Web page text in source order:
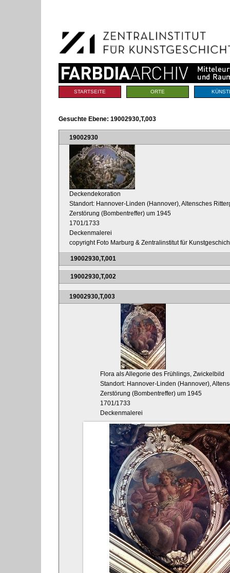
Navigation
Sektionen
STARTSEITE ORTE
Gesuchte Ebene: 19002930,T,003
19002930
Deckendekoration
Standort: Hannover-Linden (Hannover), Altensches
Zerstörung (Bombentreffer) um 1945
1701/1733
Deckenmalerei
copyright Foto Marburg & Zentralinstitut für
19002930,T,001
19002930,T,002
19002930,T,003
Flora als Allegorie des Frühlings, Zwickelbild
Standort: Hannover-Linden (Hannover),
Zerstörung (Bombentreffer) um 1945
1701/1733
Deckenmalerei